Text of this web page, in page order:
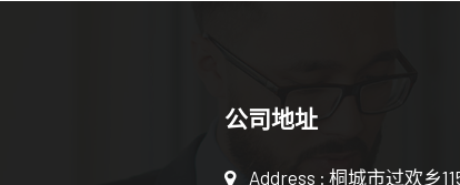
公司地址
Address : 桐城市过欢乡